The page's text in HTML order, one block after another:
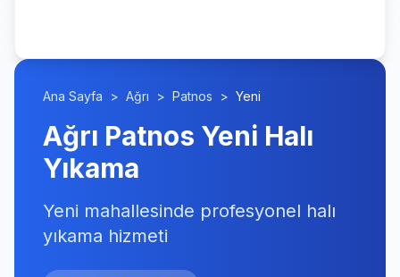
Ana Sayfa > Ağrı > Patnos > Yeni
Ağrı Patnos Yeni Halı
Yıkama
Yeni mahallesinde profesyonel halı
yıkama hizmeti